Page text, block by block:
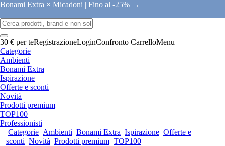
Bonami Extra × Micadoni | Fino al -25% →
30 € per teRegistrazioneLoginConfronto CarrelloMenu
Categorie
Ambienti
Bonami Extra
Ispirazione
Offerte e sconti
Novità
Prodotti premium
TOP100
Professionisti
Categorie Ambienti Bonami Extra Ispirazione Offerte e
sconti Novità Prodotti premium TOP100